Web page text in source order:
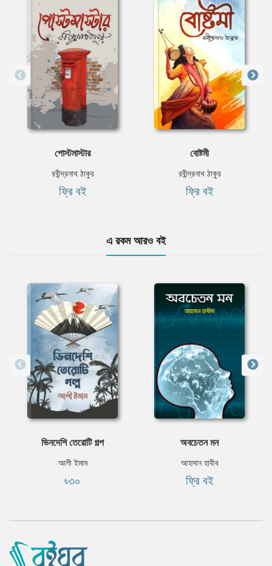
পোস্টমাস্টার
রবীন্দ্রনাথ ঠাকুর
ফ্রি বই
বোষ্টমী
রবীন্দ্রনাথ ঠাকুর
ফ্রি বই
এ রকম আরও বই
ভিনদেশি তেরােটি গল্প
আলী ইমাম
৳৩০
অবচেতন মন
আহসান হাবীব
ফ্রি বই